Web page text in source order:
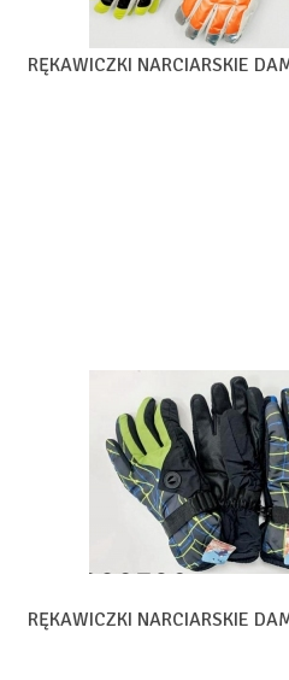
RĘKAWICZKI NARCIARSKIE
RĘKAWICZKI NARCIARSKIE